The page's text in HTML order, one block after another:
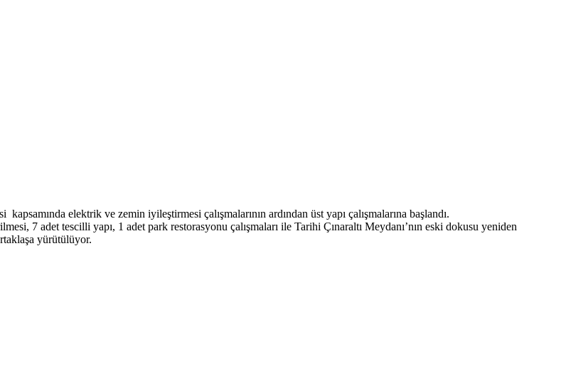
elektrik ve zemin iyileştirmesi çalışmalarının ardından üst yapı çalışmalarına başlandı.
7 adet tescilli yapı, 1 adet park restorasyonu çalışmaları ile Tarihi Çınaraltı Meydanı’nın eski dokusu yeniden
yürütülüyor.